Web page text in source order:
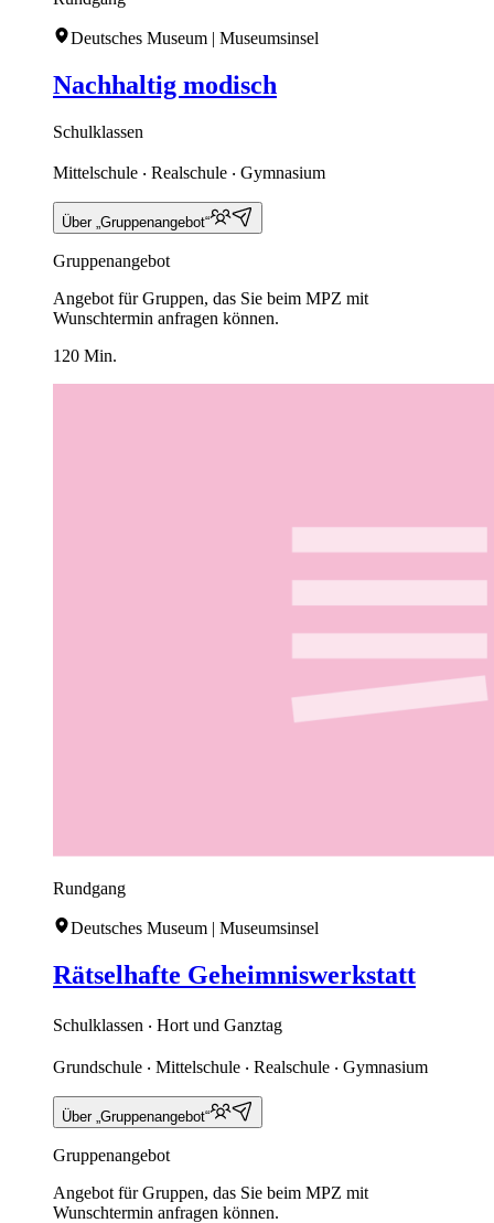
Deutsches Museum | Museumsinsel
Nachhaltig modisch
Schulklassen
Mittelschule ‧ Realschule ‧ Gymnasium
Über „Gruppenangebot“
Gruppenangebot
Angebot für Gruppen, das Sie beim MPZ mit
Wunschtermin anfragen können.
120 Min.
Rundgang
Deutsches Museum | Museumsinsel
Rätselhafte Geheimniswerkstatt
Schulklassen ‧ Hort und Ganztag
Grundschule ‧ Mittelschule ‧ Realschule ‧ Gymnasium
Über „Gruppenangebot“
Gruppenangebot
Angebot für Gruppen, das Sie beim MPZ mit
Wunschtermin anfragen können.